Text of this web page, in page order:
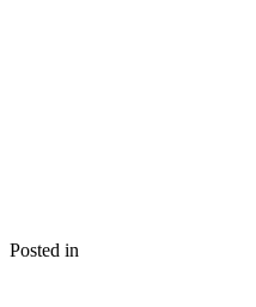
Posted in